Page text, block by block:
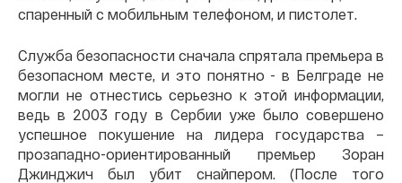
спаренный с мобильным телефоном, и пистолет.
Служба безопасности сначала спрятала премьера в
безопасном месте, и это понятно - в Белграде не
могли не отнестись серьезно к этой информации,
ведь в 2003 году в Сербии уже было совершено
успешное покушение на лидера государства –
прозападно-ориентированный премьер Зоран
Джинджич был убит снайпером. (После того